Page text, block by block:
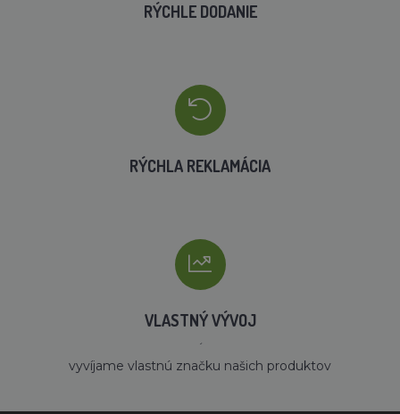
RÝCHLE DODANIE
RÝCHLA REKLAMÁCIA
VLASTNÝ VÝVOJ
´
vyvíjame vlastnú značku našich produktov